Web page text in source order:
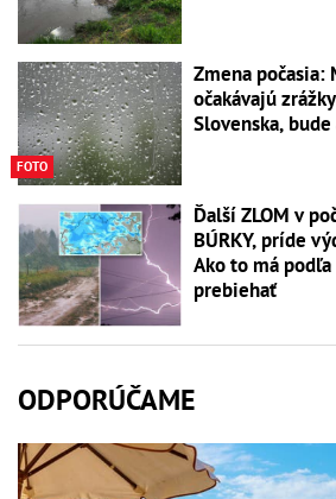
FOTO
Zmena
očakávajú
Slovenska,
Ďalší ZLOM v
BÚRKY, príde
Ako to má
prebiehať
ODPORÚČAME